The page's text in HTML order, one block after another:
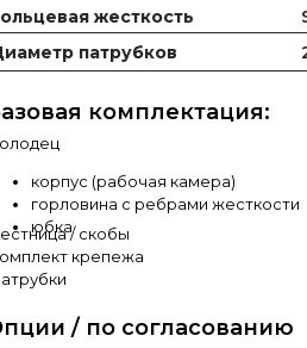
комплектация:
/ по согласованию
жесткость
патрубков
/ скобы
крепежа
корпус (рабочая камера)
горловина с ребрами жесткости
юбка